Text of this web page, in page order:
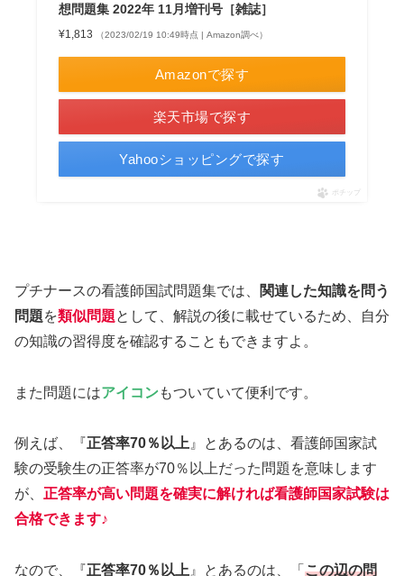
想問題集 2022年 11月増刊号［雑誌］
¥1,813 （2023/02/19 10:49時点 | Amazon調べ）
Amazonで探す
楽天市場で探す
Yahooショッピングで探す
ポチップ
プチナースの看護師国試問題集では、
関連した知識を問う
問題を類似問題として、解説の後に載せているため、自分
の知識の習得度を確認することもできますよ。
また問題にはアイコンもついていて便利です。
例えば、『正答率70％以上』とあるのは、看護師国家試
験の受験生の正答率が70％以上だった問題を意味します
が、 正答率が高い問題を確実に解ければ看護師国家試験は
合格できます♪
なので、『正答率70％以上 』とあるのは、「 この辺の問